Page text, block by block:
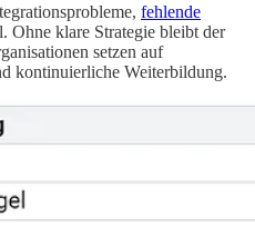
fehlende
Ohne klare Strategie bleibt der
setzen auf
kontinuierliche Weiterbildung.